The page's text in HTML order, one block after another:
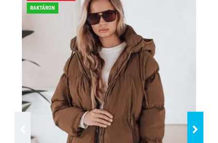
RAKTÁRON